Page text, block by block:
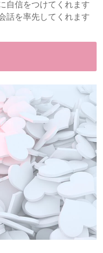
自信をつけてくれます
話を率先してくれます